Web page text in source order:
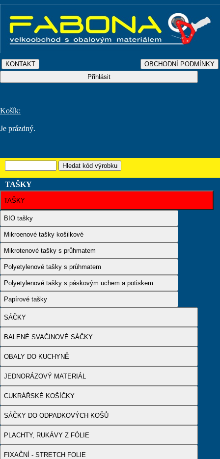
Košík:
Je prázdný.
TAŠKY
TAŠKY
BIO tašky
Mikroenové tašky košilkové
Mikrotenové tašky s průhmatem
Polyetylenové tašky s průhmatem
Polyetylenové tašky s páskovým uchem a potiskem
Papírové tašky
SÁČKY
BALENÉ SVAČINOVÉ SÁČKY
OBALY DO KUCHYNĚ
JEDNORÁZOVÝ MATERIÁL
CUKRÁŘSKÉ KOŠÍČKY
SÁČKY DO ODPADKOVÝCH KOŠŮ
PLACHTY, RUKÁVY Z FÓLIE
FIXAČNÍ - STRETCH FOLIE